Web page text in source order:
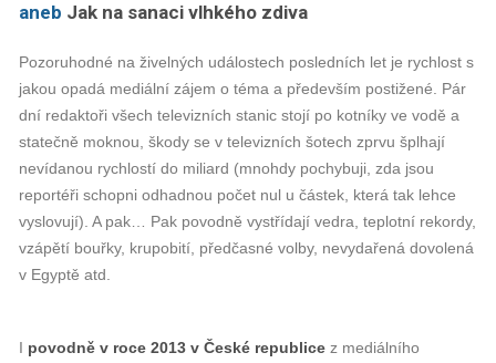
aneb Jak na sanaci vlhkého zdiva
Pozoruhodné na živelných událostech posledních let je rychlost s
jakou opadá mediální zájem o téma a především postižené. Pár
dní redaktoři všech televizních stanic stojí po kotníky ve vodě a
statečně moknou, škody se v televizních šotech zprvu šplhají
nevídanou rychlostí do miliard (mnohdy pochybuji, zda jsou
reportéři schopni odhadnou počet nul u částek, která tak lehce
vyslovují). A pak… Pak povodně vystřídají vedra, teplotní rekordy,
vzápětí bouřky, krupobití, předčasné volby, nevydařená dovolená
v Egyptě atd.
I povodně v roce 2013 v České republice z mediálního